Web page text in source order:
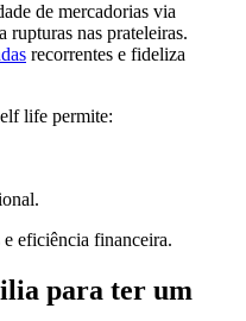
de mercadorias via
nas prateleiras.
recorrentes e fideliza
life permite:
eficiência financeira.
para ter um